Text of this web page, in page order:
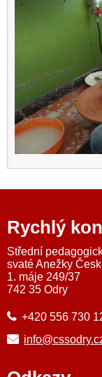
Rychlý
Střední
svaté Anežky
1. máje 249/37
742 35 Odry
+420 556 730